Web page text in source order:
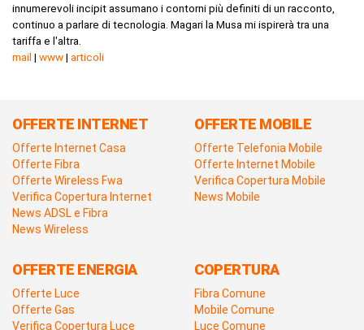
innumerevoli incipit assumano i contorni più definiti di un racconto,
continuo a parlare di tecnologia. Magari la Musa mi ispirerà tra una
tariffa e l'altra.
mail | www| articoli
OFFERTE INTERNET
Offerte Internet Casa
Offerte Fibra
Offerte Wireless Fwa
Verifica Copertura Internet
News ADSL e Fibra
News Wireless
OFFERTE MOBILE
Offerte Telefonia Mobile
Offerte Internet Mobile
Verifica Copertura Mobile
News Mobile
OFFERTE ENERGIA
Offerte Luce
Offerte Gas
Verifica Copertura Luce
COPERTURA
Fibra Comune
Mobile Comune
Luce Comune